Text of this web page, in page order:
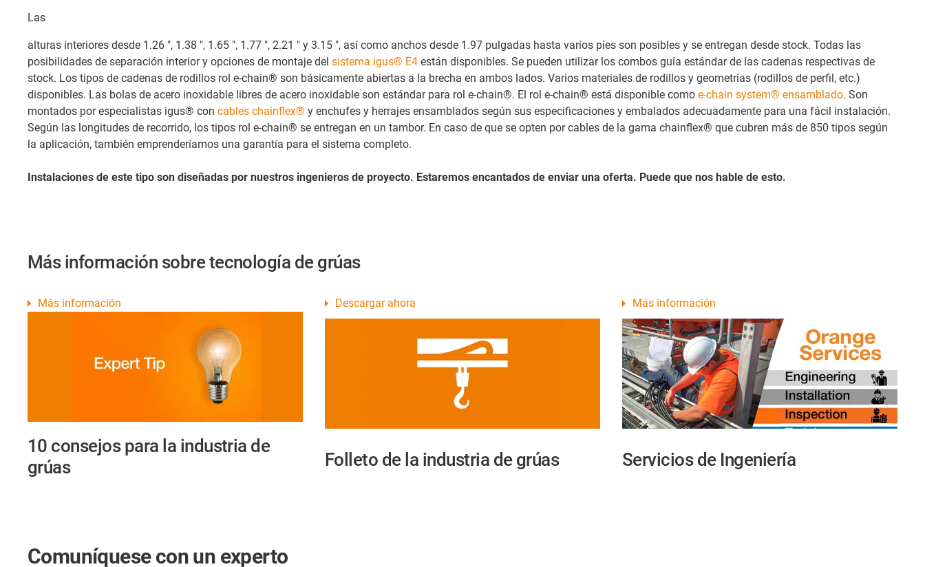
Las
alturas interiores desde 1.26 ", 1.38 ", 1.65 ", 1.77 ", 2.21 " y 3.15 ", así como anchos desde 1.97 pulgadas hasta varios pies son posibles y se entregan desde stock. Todas las
posibilidades de separación interior y opciones de montaje del sistema igus® E4 están disponibles. Se pueden utilizar los combos guía estándar de las cadenas respectivas de
stock. Los tipos de cadenas de rodillos rol e-chain® son básicamente abiertas a la brecha en ambos lados. Varios materiales de rodillos y geometrías (rodillos de perfil, etc.)
disponibles. Las bolas de acero inoxidable libres de acero inoxidable son estándar para rol e-chain®. El rol e-chain® está disponible como e-chain system® ensamblado. Son
montados por especialistas igus® con cables chainflex® y enchufes y herrajes ensamblados según sus especificaciones y embalados adecuadamente para una fácil instalación.
Según las longitudes de recorrido, los tipos rol e-chain® se entregan en un tambor. En caso de que se opten por cables de la gama chainflex® que cubren más de 850 tipos según
la aplicación, también emprenderíamos una garantía para el sistema completo.
Instalaciones de este tipo son diseñadas por nuestros ingenieros de proyecto. Estaremos encantados de enviar una oferta. Puede que nos hable de esto.
Más información sobre tecnología de grúas
10 consejos para la industria de
grúas
Más información
Folleto de la industria de grúas
Descargar ahora
Servicios de Ingeniería
Más información
Comuníquese con un experto